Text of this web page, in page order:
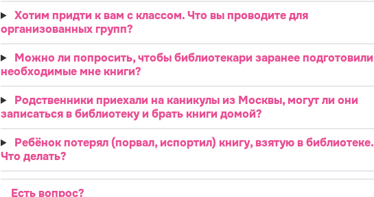
Хотим придти к вам с классом. Что вы проводите для
организованных групп?
Можно ли попросить, чтобы библиотекари заранее подготовили
необходимые мне книги?
Родственники приехали на каникулы из Москвы, могут ли они
записаться в библиотеку и брать книги домой?
Ребёнок потерял (порвал, испортил) книгу, взятую в библиотеке.
Что делать?
Есть вопрос?